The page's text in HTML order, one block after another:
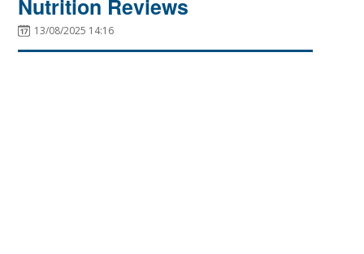
Nutrition Reviews
13/08/2025 14:16